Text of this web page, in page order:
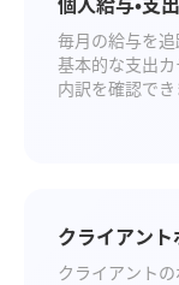
個人給与・支
毎月の給与を追
基本的な支出
内訳を確認でき
クライアン
（月次更新
クライアント